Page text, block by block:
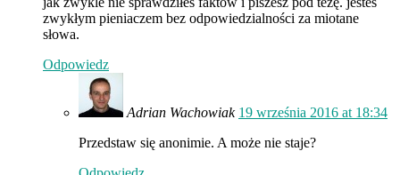
zwykłym pieniaczem bez odpowiedzialności za miotane
słowa.
Odpowiedz
Adrian Wachowiak 19 września 2016 at 18:34
Przedstaw się anonimie. A może nie staje?